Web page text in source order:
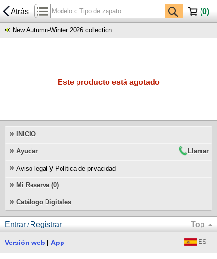
Atrás (0)
New Autumn-Winter 2026 collection
Este producto está agotado
INICIO
Ayudar Llamar
Aviso legal y Política de privacidad
Mi Reserva (0)
Catálogo Digitales
Entrar / Registrar Top
Versión web App ES